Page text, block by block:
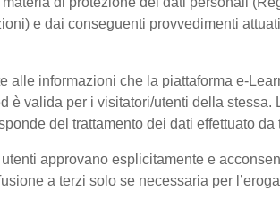
e dai conseguenti provvedimenti
informazioni che la piattaforma e-
valida per i visitatori/utenti della stessa.
del trattamento dei dati effettuato da
approvano esplicitamente e
a terzi solo se necessaria per